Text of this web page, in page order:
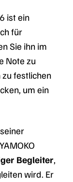
ist ein
für
Sie ihn im
Note zu
festlichen
um ein
Begleiter,
wird. Er